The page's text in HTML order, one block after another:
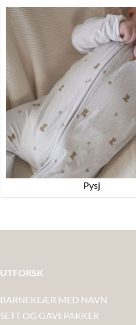
Pysj
UTFORSK
BARNEKLÆR MED NAVN
SETT OG GAVEPAKKER